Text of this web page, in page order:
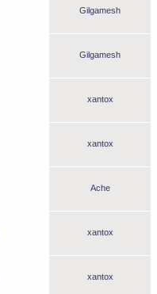
Gilgamesh
Gilgamesh
xantox
xantox
Ache
xantox
xantox